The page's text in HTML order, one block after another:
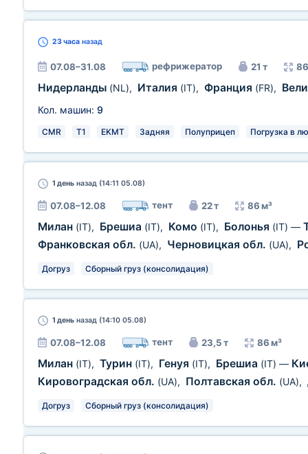
23 часа назад
07.08–31.08 рефрижератор 21 т
Нидерланды (NL), Италия (IT), Франция (FR),
Кол. машин: 9
CMR T1 EKMT Задняя Полуприцеп Погрузка в
1 день назад (14:11 05.08)
07.08–12.08 тент 22 т 86 м³
Милан (IT), Брешиа (IT), Комо (IT), Болонья (IT) —
Франковская обл. (UA), Черновицкая обл. (UA),
Догруз Сборный груз (консолидация)
1 день назад (14:10 05.08)
07.08–12.08 тент 23,5 т 86 м³
Милан (IT), Турин (IT), Генуя (IT), Брешиа (IT) —
Кировоградская обл. (UA), Полтавская обл. (UA),
Догруз Сборный груз (консолидация)